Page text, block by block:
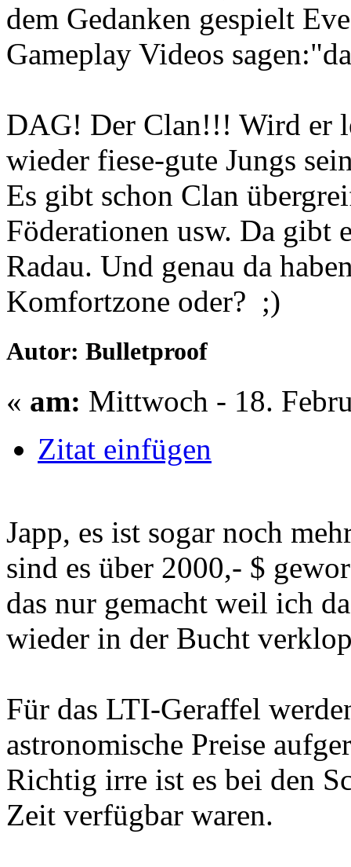
dem Gedanken gespielt
Gameplay Videos
DAG! Der Clan!!! Wird er
wieder fiese-gute Jungs
Es gibt schon Clan
Föderationen usw. Da gibt
Radau. Und genau da
Komfortzone oder? ;)
Autor: Bulletproof
« am: Mittwoch - 18.
Zitat einfügen
Japp, es ist sogar noch
sind es über 2000,- $
das nur gemacht weil ich
wieder in der Bucht
Für das LTI-Geraffel
astronomische Preise
Richtig irre ist es bei den
Zeit verfügbar waren.